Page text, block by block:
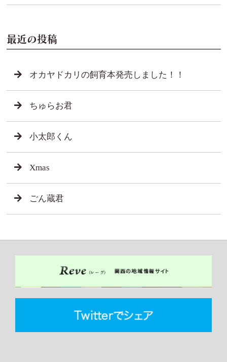
最近の投稿
オカヤドカリの飼育本発売しました！！
ちゅらお君
小太郎くん
Xmas
ごん蔵君